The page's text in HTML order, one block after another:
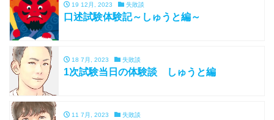
19 12月, 2023 失敗談
口述試験体験記～しゅうと編～
18 7月, 2023 失敗談
1次試験当日の体験談 しゅうと編
11 7月, 2023 失敗談